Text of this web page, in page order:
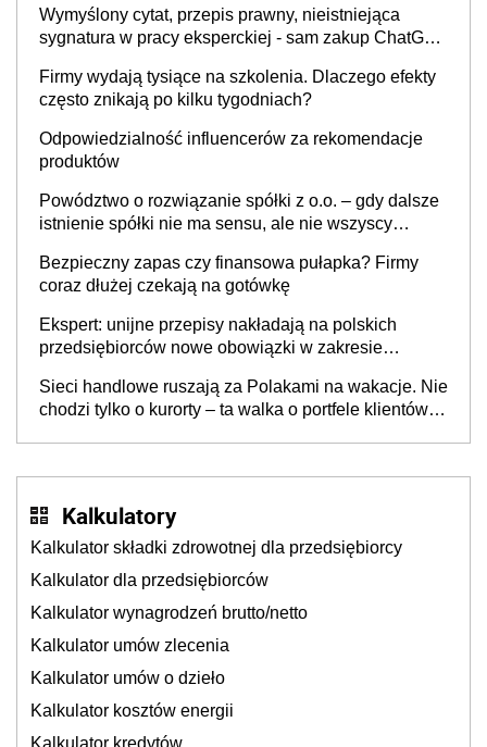
Wymyślony cytat, przepis prawny, nieistniejąca
sygnatura w pracy eksperckiej - sam zakup ChatGPT
Firmy wydają tysiące na szkolenia. Dlaczego efekty
często znikają po kilku tygodniach?
Odpowiedzialność influencerów za rekomendacje
produktów
Powództwo o rozwiązanie spółki z o.o. – gdy dalsze
istnienie spółki nie ma sensu, ale nie wszyscy
Bezpieczny zapas czy finansowa pułapka? Firmy
coraz dłużej czekają na gotówkę
Ekspert: unijne przepisy nakładają na polskich
przedsiębiorców nowe obowiązki w zakresie
Sieci handlowe ruszają za Polakami na wakacje. Nie
chodzi tylko o kurorty – ta walka o portfele klientów
Kalkulatory
Kalkulator składki zdrowotnej dla przedsiębiorcy
Kalkulator dla przedsiębiorców
Kalkulator wynagrodzeń brutto/netto
Kalkulator umów zlecenia
Kalkulator umów o dzieło
Kalkulator kosztów energii